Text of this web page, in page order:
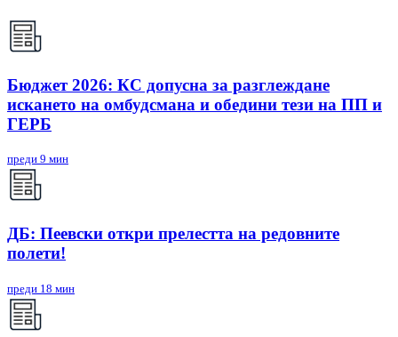
Бюджет 2026: КС допусна за разглеждане
искането на омбудсмана и обедини тези на ПП и
ГЕРБ
преди 9 мин
ДБ: Пеевски откри прелестта на редовните
полети!
преди 18 мин